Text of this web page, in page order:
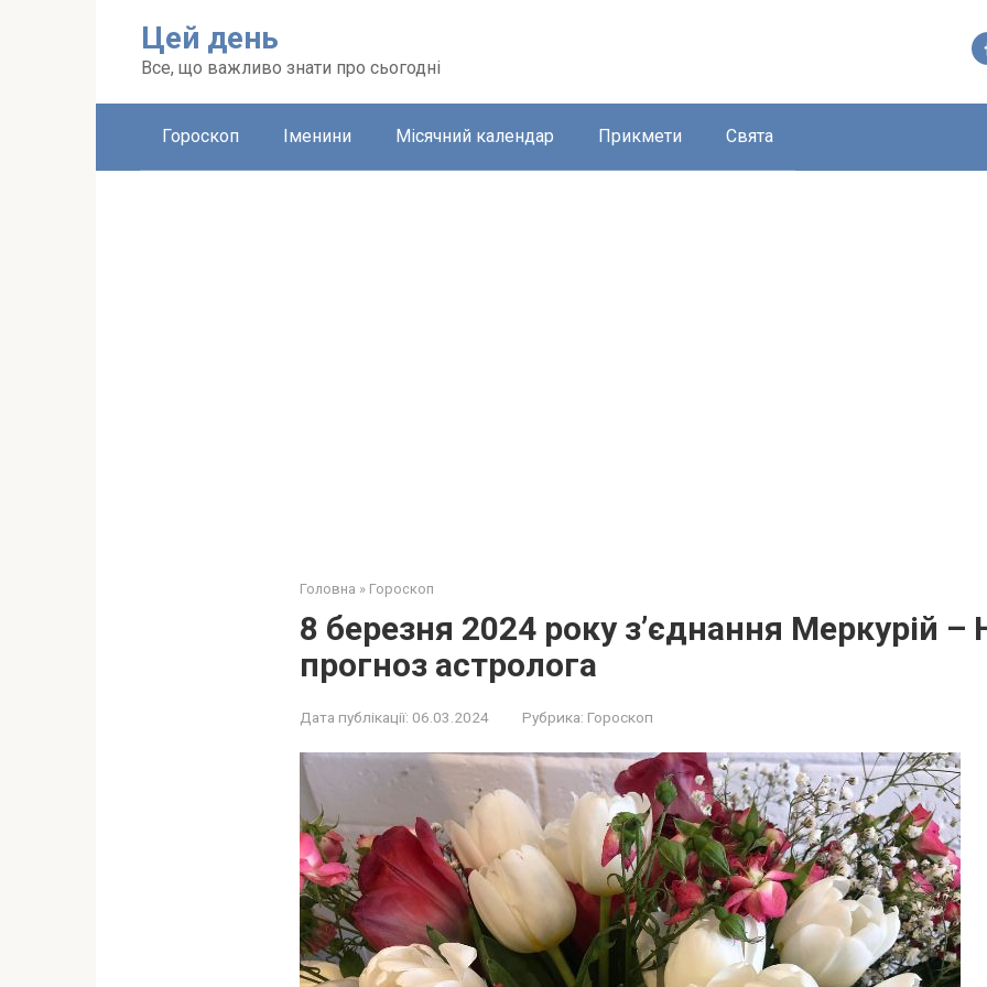
Цей день
Все, що важливо знати про сьогодні
Гороскоп Іменини Місячний календар Прикмети Свята
Головна » Гороскоп
8 березня 2024 року з’єднання Меркурій –
прогноз астролога
Дата публікації: 06.03.2024 Рубрика: Гороскоп